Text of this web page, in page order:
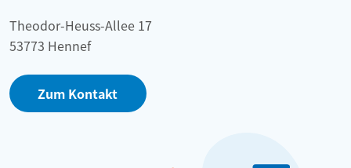
Theodor-Heuss-Allee 17
53773 Hennef
Zum Kontakt